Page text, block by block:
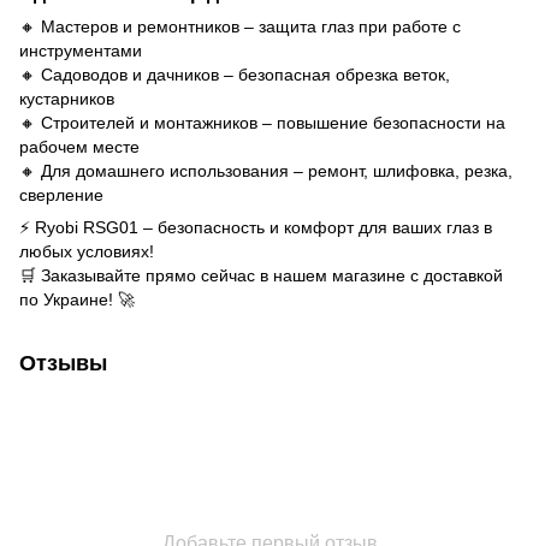
🔸 Мастеров и ремонтников – защита глаз при работе с
инструментами
🔸 Садоводов и дачников – безопасная обрезка веток,
кустарников
🔸 Строителей и монтажников – повышение безопасности на
рабочем месте
🔸 Для домашнего использования – ремонт, шлифовка, резка,
сверление
⚡ Ryobi RSG01 – безопасность и комфорт для ваших глаз в
любых условиях!
🛒 Заказывайте прямо сейчас в нашем магазине с доставкой
по Украине! 🚀
Отзывы